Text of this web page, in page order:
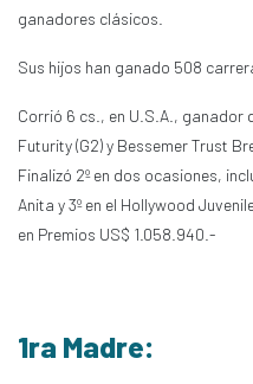
ganadores clásicos.
Sus hijos han ganado 508
Corrió 6 cs., en U.S.A., ganador
Futurity (G2) y Bessemer Trust
Finalizó 2º en dos ocasiones,
Anita y 3º en el Hollywood
en Premios US$ 1.058.940.-
1ra Madre: